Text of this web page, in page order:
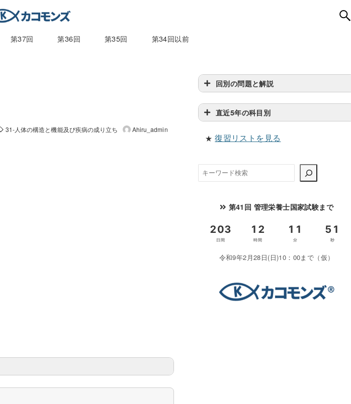
第37回 第36回 第35回 第34回以前
31-人体の構造と機能及び疾病の成り立ち Ahiru_admin
回別の問題と解説
直近5年の科目別
★復習リストを見る
検
索
第41回 管理栄養士国家試験まで
令和9年2月28日(日)10：00まで（仮）